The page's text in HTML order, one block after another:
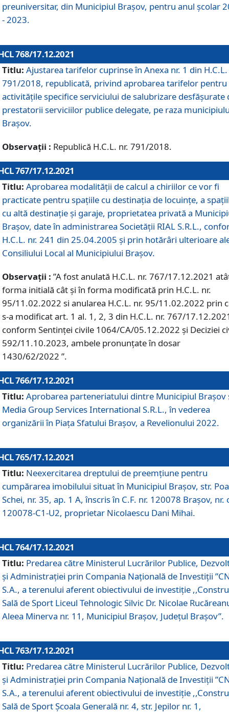
preuniversitar, din Municipiul Braşov, pentru anul şcolar
- 2023.
768/17.12.2021
Titlu: Ajustarea tarifelor cuprinse în Anexa nr. 1 din H.C.L.
791/2018, republicată, privind aprobarea tarifelor pentru
activităţile specifice serviciului de salubrizare desfăşurate
prestatorii serviciilor publice delegate, pe raza
Braşov.
Observații : Republică H.C.L. nr. 791/2018.
767/17.12.2021
Titlu: Aprobarea modalității de calcul a chiriilor ce vor fi
practicate pentru spaţiile cu destinaţia de locuinţe, a
cu altă destinaţie şi garaje, proprietatea privată a
Braşov, date în administrarea Societăţii RIAL S.R.L.,
H.C.L. nr. 241 din 25.04.2005 și prin hotărâri ulterioare
Consiliului Local al Municipiului Braşov.
Observații : ”A fost anulată H.C.L. nr. 767/17.12.2021
forma initială cât și în forma modificată prin H.C.L. nr.
95/11.02.2022 si anularea H.C.L. nr. 95/11.02.2022 prin
s-a modificat art. 1 al. 1, 2, 3 din H.C.L. nr. 767/
conform Sentinței civile 1064/CA/05.12.2022 și Deciziei
592/11.10.2023, ambele pronunțate în dosar
1430/62/2022 ”.
766/17.12.2021
Titlu: Aprobarea parteneriatului dintre Municipiul Brașov
Media Group Services International S.R.L., în vederea
organizării în Piața Sfatului Brașov, a Revelionului 2022.
765/17.12.2021
Titlu: Neexercitarea dreptului de preemţiune pentru
cumpărarea imobilului situat în Municipiul Braşov, str.
Schei, nr. 35, ap. 1 A, înscris în C.F. nr. 120078 Brașov, nr.
120078-C1-U2, proprietar Nicolaescu Dani Mihai.
764/17.12.2021
Titlu: Predarea către Ministerul Lucrărilor Publice,
și Administrației prin Compania Naţională de Investiţii
S.A., a terenului aferent obiectivului de investiţie
Sală de Sport Liceul Tehnologic Silvic Dr. Nicolae
Aleea Minerva nr. 11, Municipiul Brașov, Județul Brașov”.
763/17.12.2021
Titlu: Predarea către Ministerul Lucrărilor Publice,
și Administrației prin Compania Naţională de Investiţii
S.A., a terenului aferent obiectivului de investiție
Sală de Sport Școala Generală nr. 4, str. Jepilor nr. 1,